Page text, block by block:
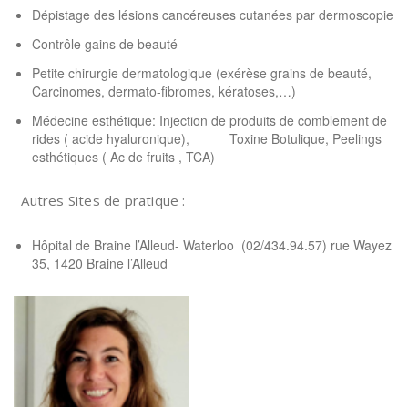
Dépistage des lésions cancéreuses cutanées par dermoscopie
Contrôle gains de beauté
Petite chirurgie dermatologique (exérèse grains de beauté,
Carcinomes, dermato-fibromes, kératoses,…)
Médecine esthétique: Injection de produits de comblement de
rides ( acide hyaluronique), Toxine Botulique, Peelings
esthétiques ( Ac de fruits , TCA)
Autres Sites de pratique :
Hôpital de Braine l’Alleud- Waterloo (02/434.94.57) rue Wayez
35, 1420 Braine l’Alleud